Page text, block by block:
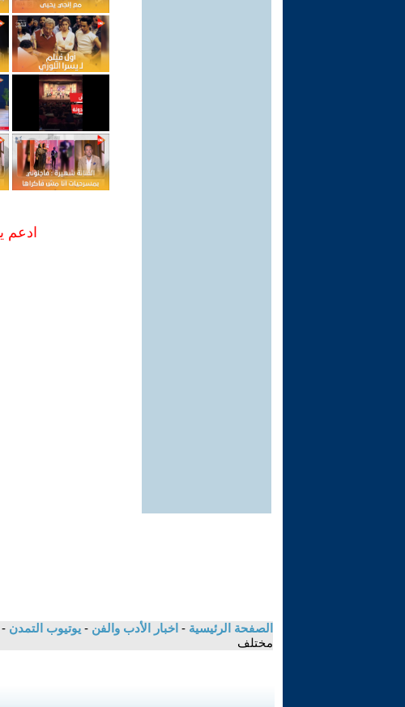
ادعم
الصفحة الرئيسية - اخبار الأدب والفن - يوتيوب التمدن
مختلف